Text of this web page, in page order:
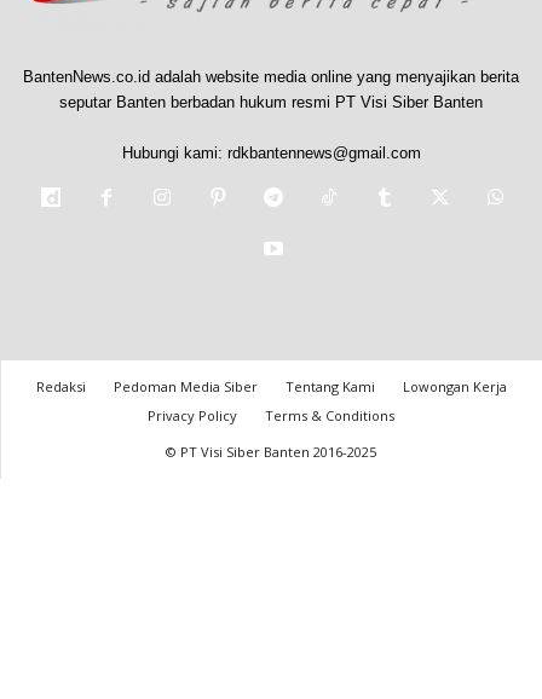
BantenNews.co.id adalah website media online yang menyajikan berita
seputar Banten berbadan hukum resmi PT Visi Siber Banten
Hubungi kami: rdkbantennews@gmail.com
Redaksi Pedoman Media Siber Tentang Kami
Lowongan Kerja
Privacy Policy
Terms & Conditions
© PT Visi Siber Banten 2016-2025